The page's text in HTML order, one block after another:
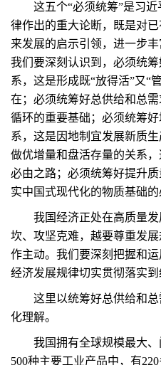
这五个“必须统筹”是习近
律作出的重大论断，既是对
来发展的启示引领，进一步
我们要深刻认识到，必须统
系，这是形成既“放得活”又“
在；必须统筹好总供给和总
循环的重要基础；必须统筹
系，这是因地制宜发展新质
做优增量和盘活存量的关系
必由之路；必须统筹好提升
实中国式现代化的物质基础的
我国经济正处在高质量发
坎、攻坚克难，越要尊重发
作主动。我们要深刻把握和
经济发展规律切实贯彻落实到
这里以统筹好总供给和总
化理解。
我国拥有全球规模最大、
500种主要工业产品中，有